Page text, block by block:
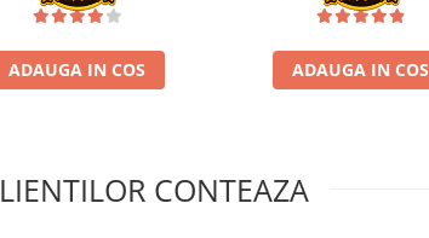
ADAUGA IN COS ADAUGA IN COS
CONTEAZA